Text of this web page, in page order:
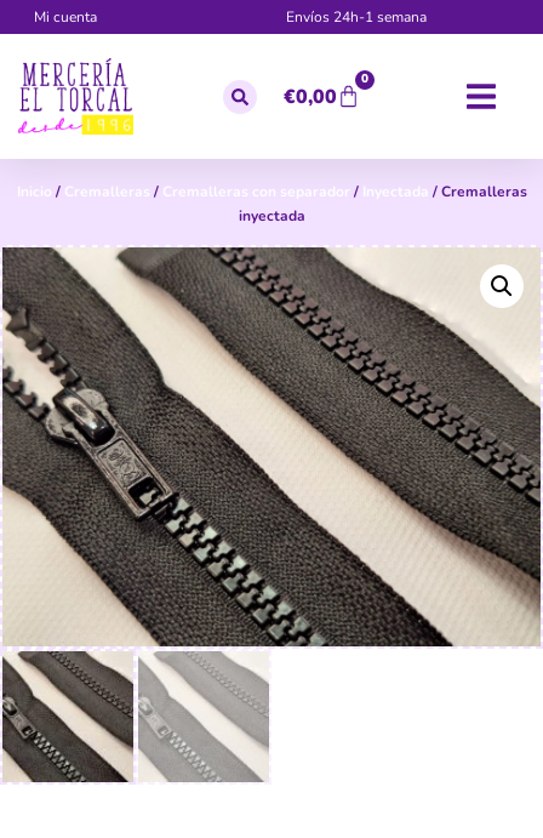
Mi cuenta Envíos 24h-1 semana
€0,00
0
Inicio / Cremalleras / Cremalleras con separador / Inyectada / Cremalleras
inyectada